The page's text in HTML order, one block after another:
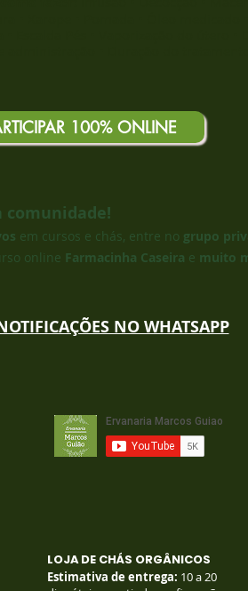
100% ONLINE
comunidade!
em cursos e chás, entre no grupo
online Farmacinha Caseira e muito
NO WHATSAPP
LOJA DE CHÁS ORGÂNICOS
Estimativa de entrega: 10 a 20